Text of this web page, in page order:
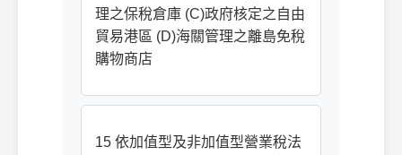
理之保稅倉庫 (C)政府核定之自由
貿易港區 (D)海關管理之離島免稅
購物商店
15 依加值型及非加值型營業稅法